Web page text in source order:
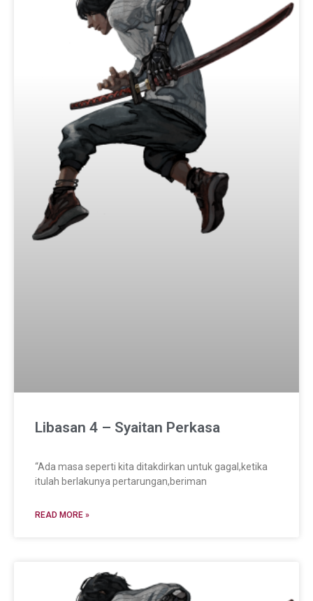
Libasan 4 – Syaitan Perkasa
“Ada masa seperti kita ditakdirkan untuk gagal,ketika
itulah berlakunya pertarungan,beriman
READ MORE »